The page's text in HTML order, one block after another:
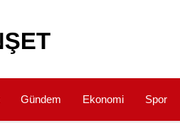
Gündem Ekonomi Spor